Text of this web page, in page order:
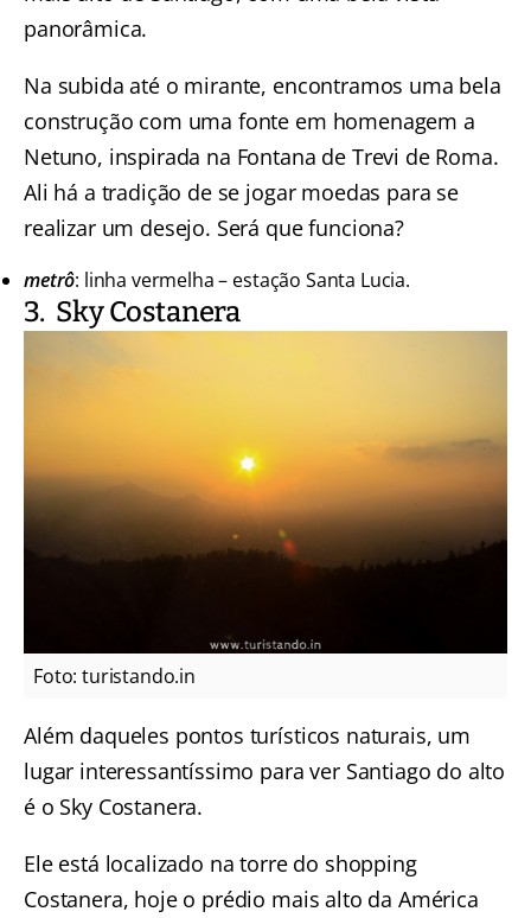
panorâmica.
Na subida até o mirante, encontramos uma bela
construção com uma fonte em homenagem a
Netuno, inspirada na Fontana de Trevi de Roma.
Ali há a tradição de se jogar moedas para se
realizar um desejo. Será que funciona?
metrô: linha vermelha – estação Santa Lucia.
3. Sky Costanera
Foto: turistando.in
Além daqueles pontos turísticos naturais, um
lugar interessantíssimo para ver Santiago do alto
é o Sky Costanera.
Ele está localizado na torre do shopping
Costanera, hoje o prédio mais alto da América